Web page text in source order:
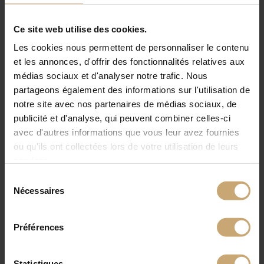
Ce site web utilise des cookies.
Les cookies nous permettent de personnaliser le contenu
et les annonces, d'offrir des fonctionnalités relatives aux
médias sociaux et d'analyser notre trafic. Nous
partageons également des informations sur l'utilisation de
notre site avec nos partenaires de médias sociaux, de
publicité et d'analyse, qui peuvent combiner celles-ci
avec d'autres informations que vous leur avez fournies
ou qu'ils ont collectées lors de votre utilisation de leurs
Nécessaires
Préférences
Pinterest
Infos Pratiques :